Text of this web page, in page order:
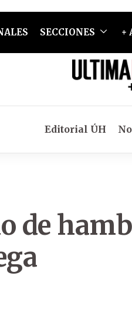
SECCIONES +
Editorial ÚH
de